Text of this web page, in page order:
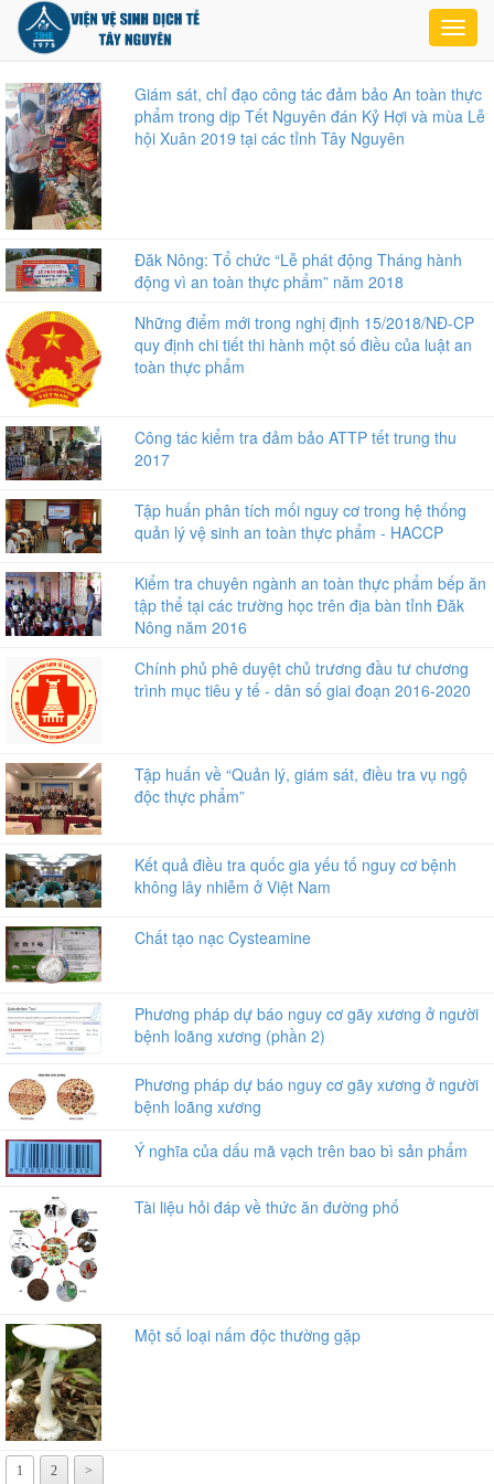
Giám sát, chỉ đạo công tác đảm bảo An toàn thực
phẩm trong dịp Tết Nguyên đán Kỷ Hợi và mùa Lễ
hội Xuân 2019 tại các tỉnh Tây Nguyên
Đăk Nông: Tổ chức “Lễ phát động Tháng hành
động vì an toàn thực phẩm” năm 2018
Những điểm mới trong nghị định 15/2018/NĐ-CP
quy định chi tiết thi hành một số điều của luật an
toàn thực phẩm
Công tác kiểm tra đảm bảo ATTP tết trung thu
2017
Tập huấn phân tích mối nguy cơ trong hệ thống
quản lý vệ sinh an toàn thực phẩm - HACCP
Kiểm tra chuyên ngành an toàn thực phẩm bếp ăn
tập thể tại các trường học trên địa bàn tỉnh Đăk
Nông năm 2016
Chính phủ phê duyệt chủ trương đầu tư chương
trình mục tiêu y tế - dân số giai đoạn 2016-2020
Tập huấn về “Quản lý, giám sát, điều tra vụ ngộ
độc thực phẩm”
Kết quả điều tra quốc gia yếu tố nguy cơ bệnh
không lây nhiễm ở Việt Nam
Chất tạo nạc Cysteamine
Phương pháp dự báo nguy cơ gãy xương ở người
bệnh loãng xương (phần 2)
Phương pháp dự báo nguy cơ gãy xương ở người
bệnh loãng xương
Ý nghĩa của dấu mã vạch trên bao bì sản phẩm
Tài liệu hỏi đáp về thức ăn đường phố
Một số loại nấm độc thường gặp
1 2 >